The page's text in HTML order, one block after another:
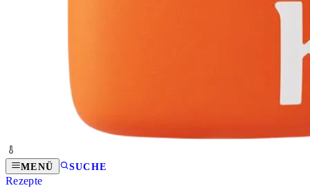
MENÜ SUCHE
Rezepte